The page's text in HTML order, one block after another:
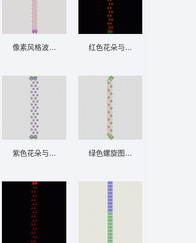
窗帘
像素风格波浪图案设计 窗帘
紫色花朵与绿色藤蔓图案 窗帘
红色花朵与绿色叶子图案装饰 窗帘
绿色螺旋图案装饰布艺设计 窗帘